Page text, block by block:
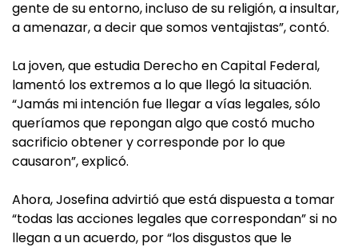
gente de su entorno, incluso de su religión, a insultar,
a amenazar, a decir que somos ventajistas”, contó.
La joven, que estudia Derecho en Capital Federal,
lamentó los extremos a lo que llegó la situación.
“Jamás mi intención fue llegar a vías legales, sólo
queríamos que repongan algo que costó mucho
sacrificio obtener y corresponde por lo que
causaron”, explicó.
Ahora, Josefina advirtió que está dispuesta a tomar
“todas las acciones legales que correspondan” si no
llegan a un acuerdo, por “los disgustos que le